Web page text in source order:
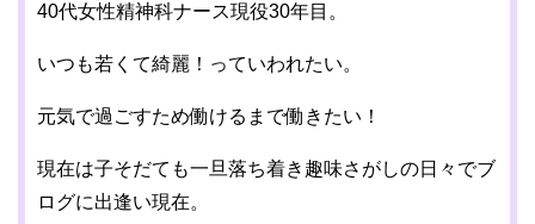
40代女性精神科ナース現役30年目。
いつも若くて綺麗！っていわれたい。
元気で過ごすため働けるまで働きたい！
現在は子そだても一旦落ち着き趣味さがしの日々でブ
ログに出逢い現在。